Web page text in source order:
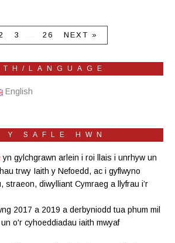
3 … 26 NEXT »
LANGUAGE
English
Y SAFLE HWN
yn gylchgrawn arlein i roi llais i unrhyw un
trwy Iaith y Nefoedd, ac i gyflwyno
straeon, diwylliant Cymraeg a llyfrau i’r
2017 a 2019 a derbyniodd tua phum mil
o'r cyhoeddiadau iaith mwyaf